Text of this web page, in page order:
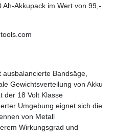
Akkupack im Wert von 99,-
Bandsäge,
Gewichtsverteilung von Akku
der 18 Volt Klasse
Umgebung eignet sich die
von Metall
Wirkungsgrad und